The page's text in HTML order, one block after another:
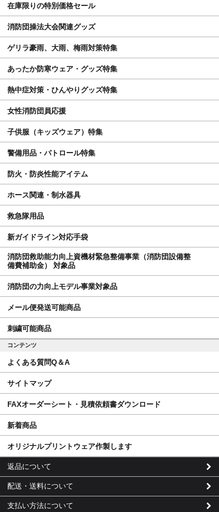
在庫限りの特別価格セール
消防団操法大会関連グッズ
ゲリラ豪雨、大雨、梅雨対策特集
あったか防寒ウェア・グッズ特集
熱中症対策・ひんやりグッズ特集
女性消防団員応援
子供服（キッズウェア）特集
警備用品・パトロール特集
防火・防炎性能アイテム
ホース関連・制水器具
救急隊用品
新ガイドライン対応手袋
消防団救助能力向上資機材緊急整備事業（消防団設備整
備費補助金） 対象品
消防団の力向上モデル事業対象品
メール便発送可能商品
刺繍可能商品
コンテンツ
よくある質問Q＆A
サイトマップ
FAXオーダーシート・見積依頼書ダウンロード
新着商品
オリジナルプリントウェア作製します
返品について
配送・送料について
支払い方法について